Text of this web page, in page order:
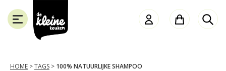
de
Kleine
Keuken
HOME >TAGS > 100% NATUURLIJKE SHAMPOO